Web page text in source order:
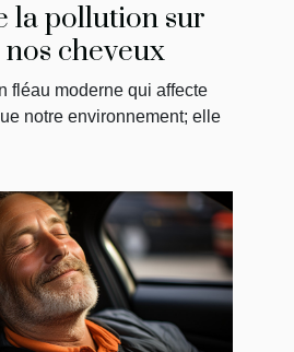
la pollution sur
cheveux
fléau moderne qui affecte
notre environnement; elle